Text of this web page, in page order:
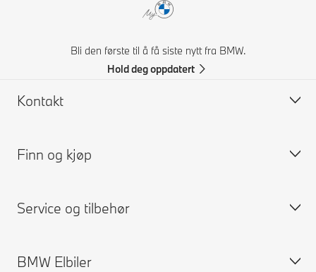
Bli den første til å få siste nytt fra BMW.
Hold deg oppdatert
Kontakt
Kontakt BMW Norge
Få et pristilbud
Prøvekjøring
Finn og kjøp
Bygg din BMW
BMW bruktbilsøk
Service og tilbehør
Bestill service
BMW Elbiler